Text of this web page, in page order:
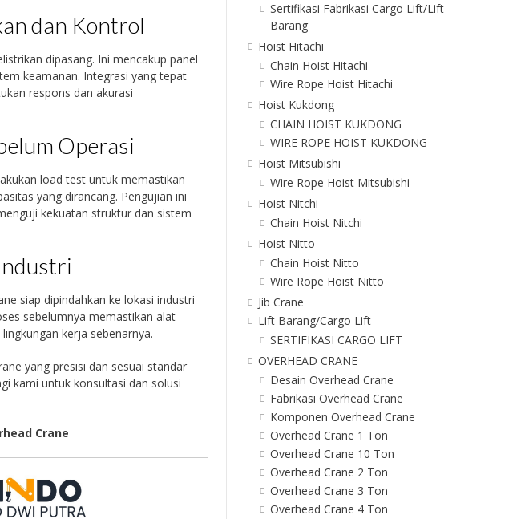
dan Kontrol
dipasang. Ini mencakup panel
keamanan. Integrasi yang tepat
respons dan akurasi
Operasi
load test untuk memastikan
yang dirancang. Pengujian ini
kekuatan struktur dan sistem
siap dipindahkan ke lokasi industri
sebelumnya memastikan alat
kerja sebenarnya.
yang presisi dan sesuai standar
kami untuk konsultasi dan solusi
Crane
Sertifikasi Fabrikasi Cargo Lift/Lift
Barang
Hoist Hitachi
Chain Hoist Hitachi
Wire Rope Hoist Hitachi
Hoist Kukdong
CHAIN HOIST KUKDONG
WIRE ROPE HOIST KUKDONG
Hoist Mitsubishi
Wire Rope Hoist Mitsubishi
Hoist Nitchi
Chain Hoist Nitchi
Hoist Nitto
Chain Hoist Nitto
Wire Rope Hoist Nitto
Jib Crane
Lift Barang/Cargo Lift
SERTIFIKASI CARGO LIFT
OVERHEAD CRANE
Desain Overhead Crane
Fabrikasi Overhead Crane
Komponen Overhead Crane
Overhead Crane 1 Ton
Overhead Crane 10 Ton
Overhead Crane 2 Ton
Overhead Crane 3 Ton
Overhead Crane 4 Ton